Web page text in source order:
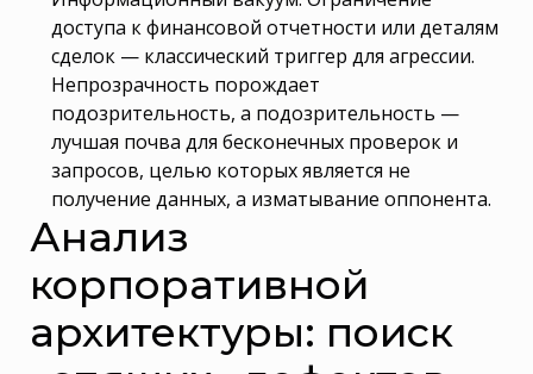
доступа к финансовой отчетности или деталям
сделок — классический триггер для агрессии.
Непрозрачность порождает
подозрительность, а подозрительность —
лучшая почва для бесконечных проверок и
запросов, целью которых является не
получение данных, а изматывание оппонента.
Анализ
корпоративной
архитектуры: поиск